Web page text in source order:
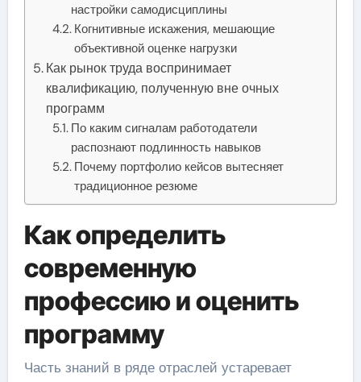
настройки самодисциплины
Когнитивные искажения, мешающие
объективной оценке нагрузки
Как рынок труда воспринимает
квалификацию, полученную вне очных
программ
По каким сигналам работодатели
распознают подлинность навыков
Почему портфолио кейсов вытесняет
традиционное резюме
Как определить
современную
профессию и оценить
программу
Часть знаний в ряде отраслей устаревает